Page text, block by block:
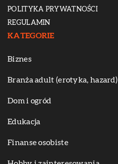
POLITYKA PRYWATNOŚCI
REGULAMIN
KATEGORIE
Biznes
Branża adult (erotyka, hazard)
Dom i ogród
Edukacja
Finanse osobiste